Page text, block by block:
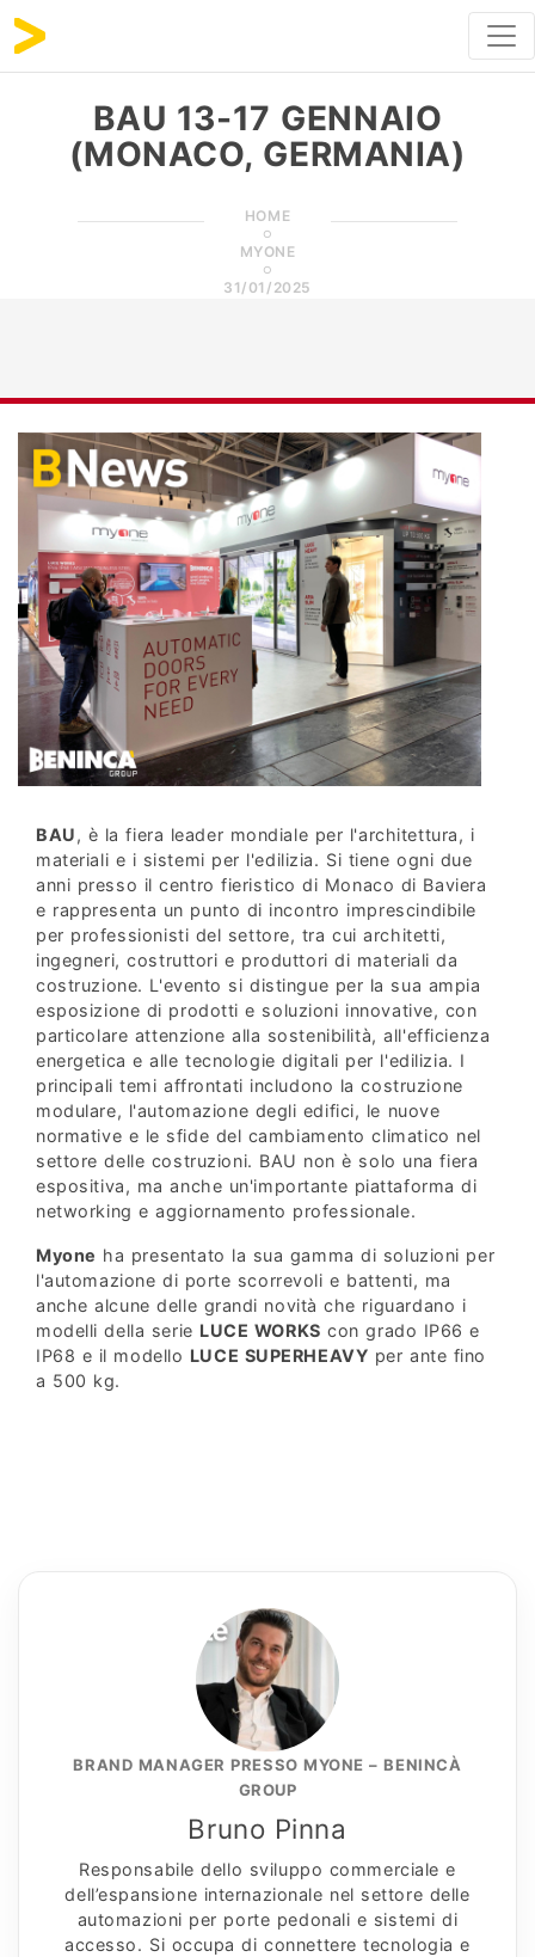
BAU 13-17 GENNAIO
(MONACO, GERMANIA)
HOME
MYONE
31/01/2025
BAU, è la fiera leader mondiale per l'architettura, i
materiali e i sistemi per l'edilizia. Si tiene ogni due
anni presso il centro fieristico di Monaco di Baviera
e rappresenta un punto di incontro imprescindibile
per professionisti del settore, tra cui architetti,
ingegneri, costruttori e produttori di materiali da
costruzione. L'evento si distingue per la sua ampia
esposizione di prodotti e soluzioni innovative, con
particolare attenzione alla sostenibilità, all'efficienza
energetica e alle tecnologie digitali per l'edilizia. I
principali temi affrontati includono la costruzione
modulare, l'automazione degli edifici, le nuove
normative e le sfide del cambiamento climatico nel
settore delle costruzioni. BAU non è solo una fiera
espositiva, ma anche un'importante piattaforma di
networking e aggiornamento professionale.
Myone ha presentato la sua gamma di soluzioni per
l'automazione di porte scorrevoli e battenti, ma
anche alcune delle grandi novità che riguardano i
modelli della serie LUCE WORKS con grado IP66 e
IP68 e il modello LUCE SUPERHEAVY per ante fino
a 500 kg.
BRAND MANAGER PRESSO MYONE – BENINCÀ
GROUP
Bruno Pinna
Responsabile dello sviluppo commerciale e
dell’espansione internazionale nel settore delle
automazioni per porte pedonali e sistemi di
accesso. Si occupa di connettere tecnologia e